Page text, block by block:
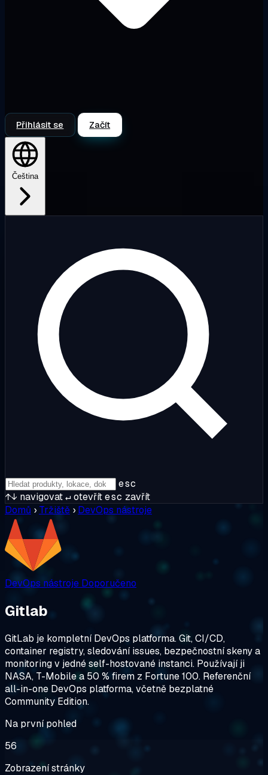
Přihlásit se Začít
Čeština
esc
↑↓ navigovat↵otevřítesc zavřít
Domů › Tržiště › DevOps nástroje
DevOps nástroje Doporučeno
Gitlab
GitLab je kompletní DevOps platforma. Git, CI/CD,
container registry, sledování issues, bezpečnostní skeny a
monitoring v jedné self-hostované instanci. Používají ji
NASA, T-Mobile a 50 % firem z Fortune 100. Referenční
all-in-one DevOps platforma, včetně bezplatné
Community Edition.
Na první pohled
56
Zobrazení stránky